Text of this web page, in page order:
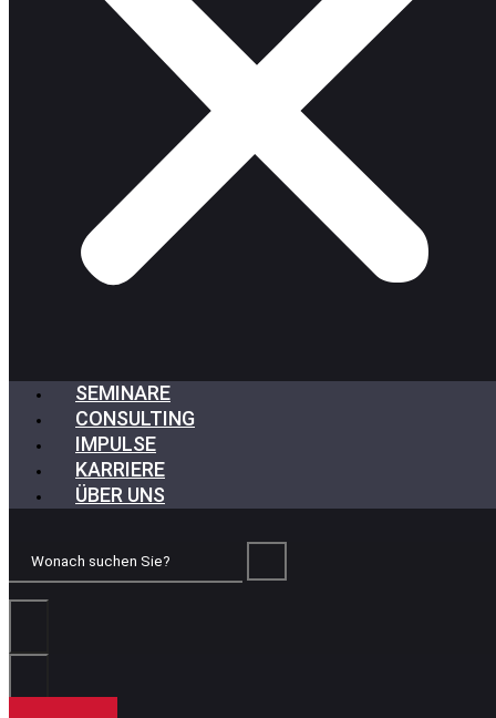
SEMINARE
CONSULTING
IMPULSE
KARRIERE
ÜBER UNS
Wonach
Sie?